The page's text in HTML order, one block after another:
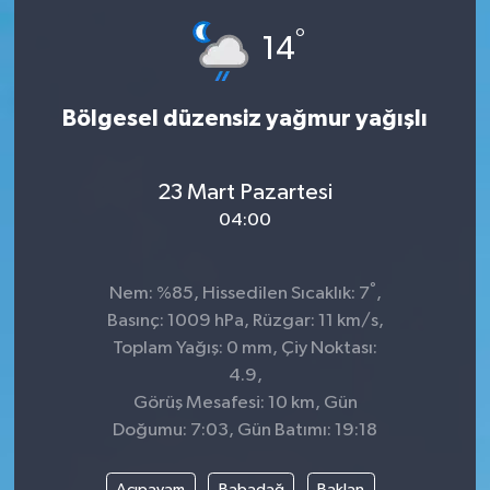
14°
Bölgesel düzensiz yağmur yağışlı
23 Mart Pazartesi
04:00
Nem: %85, Hissedilen Sıcaklık: 7° ,
Basınç: 1009 hPa, Rüzgar: 11 km/s,
Toplam Yağış: 0 mm, Çiy Noktası:
4.9,
Görüş Mesafesi: 10 km, Gün
Doğumu: 7:03, Gün Batımı: 19:18
Magazin
Günün Haberleri
Yazarlarımız